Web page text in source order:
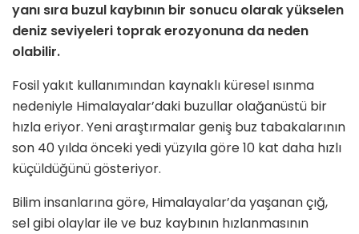
yanı sıra buzul kaybının bir sonucu olarak yükselen
deniz seviyeleri toprak erozyonuna da neden
olabilir.
Fosil yakıt kullanımından kaynaklı küresel ısınma
nedeniyle Himalayalar’daki buzullar olağanüstü bir
hızla eriyor. Yeni araştırmalar geniş buz tabakalarının
son 40 yılda önceki yedi yüzyıla göre 10 kat daha hızlı
küçüldüğünü gösteriyor.
Bilim insanlarına göre, Himalayalar’da yaşanan çığ,
sel gibi olaylar ile ve buz kaybının hızlanmasının